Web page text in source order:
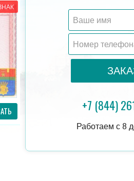
+7 (844)
Работаем с 8